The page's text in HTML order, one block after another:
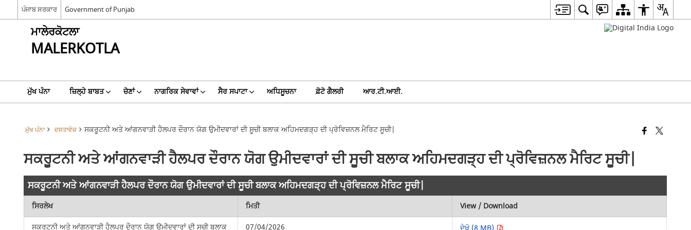
ਪੰਜਾਬ ਸਰਕਾਰ Government of Punjab
ਮਾਲੇਰਕੋਟਲਾ
MALERKOTLA
ਮੁੱਖ ਪੰਨਾ ਜ਼ਿਲ੍ਹੇ ਬਾਬਤ ਚੋਣਾਂ ਨਾਗਰਿਕ ਸੇਵਾਵਾਂ ਸੈਰ ਸਪਾਟਾ ਅਧਿਸੂਚਨਾ ਫ਼ੋਟੋ ਗੈਲਰੀ ਆਰ.ਟੀ.ਆਈ.
ਮੁੱਖ ਪੰਨਾ ਦਸਤਾਵੇਜ਼ ਸਕਰੂਟਨੀ ਅਤੇ ਆਂਗਨਵਾੜੀ ਹੈਲਪਰ ਦੌਰਾਨ ਯੋਗ ਉਮੀਦਵਾਰਾਂ ਦੀ ਸੂਚੀ ਬਲਾਕ ਅਹਿਮਦਗੜ੍ਹ ਦੀ ਪ੍ਰੋਵਿਜ਼ਨਲ ਮੈਰਿਟ ਸੂਚੀ|
ਸਕਰੂਟਨੀ ਅਤੇ ਆਂਗਨਵਾੜੀ ਹੈਲਪਰ ਦੌਰਾਨ ਯੋਗ ਉਮੀਦਵਾਰਾਂ ਦੀ ਸੂਚੀ ਬਲਾਕ ਅਹਿਮਦਗੜ੍ਹ ਦੀ ਪ੍ਰੋਵਿਜ਼ਨਲ ਮੈਰਿਟ ਸੂਚੀ|
ਸਕਰੂਟਨੀ ਅਤੇ ਆਂਗਨਵਾੜੀ ਹੈਲਪਰ ਦੌਰਾਨ ਯੋਗ ਉਮੀਦਵਾਰਾਂ ਦੀ ਸੂਚੀ ਬਲਾਕ ਅਹਿਮਦਗੜ੍ਹ ਦੀ ਪ੍ਰੋਵਿਜ਼ਨਲ ਮੈਰਿਟ ਸੂਚੀ|
ਸਿਰਲੇਖ ਮਿਤੀ
View / Download
ਸਕਰੂਟਨੀ ਅਤੇ ਆਂਗਨਵਾੜੀ ਹੈਲਪਰ ਦੌਰਾਨ ਯੋਗ ਉਮੀਦਵਾਰਾਂ ਦੀ ਸੂਚੀ ਬਲਾਕ
07/04/2026